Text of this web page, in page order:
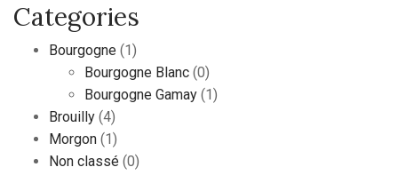
Categories
Bourgogne (1)
Bourgogne Blanc (0)
Bourgogne Gamay (1)
Brouilly (4)
Morgon (1)
Non classé (0)